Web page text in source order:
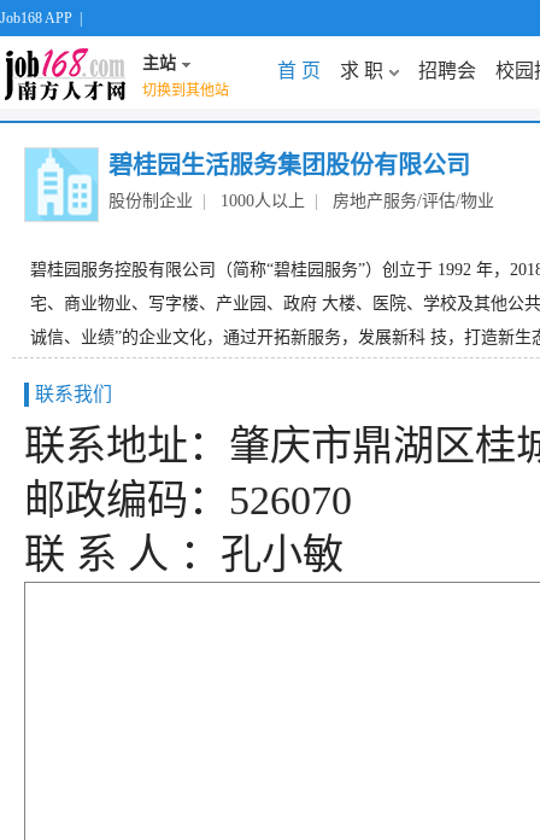
Job168 APP
主站
切换到其他站
首 页 求 职 招聘会 校园
碧桂园生活服务集团股份有限公司
股份制企业 1000人以上 房地产服务/评估/物业
碧桂园服务控股有限公司（简称“碧桂园服务”）创立于 1992 年，
宅、商业物业、写字楼、产业园、政府 大楼、医院、学校及其他公
诚信、业绩”的企业文化，通过开拓新服务，发展新科 技，打造新
联系我们
联系地址：肇庆市鼎湖区
邮政编码：526070
联 系 人 ：孔小敏